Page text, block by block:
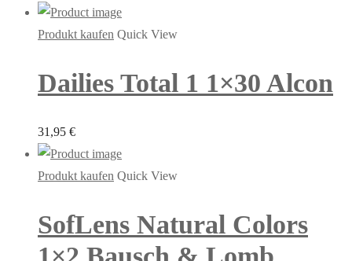
Produkt kaufen Quick View
Dailies Total 1 1×30 Alcon
31,95 €
Produkt kaufen Quick View
SofLens Natural Colors